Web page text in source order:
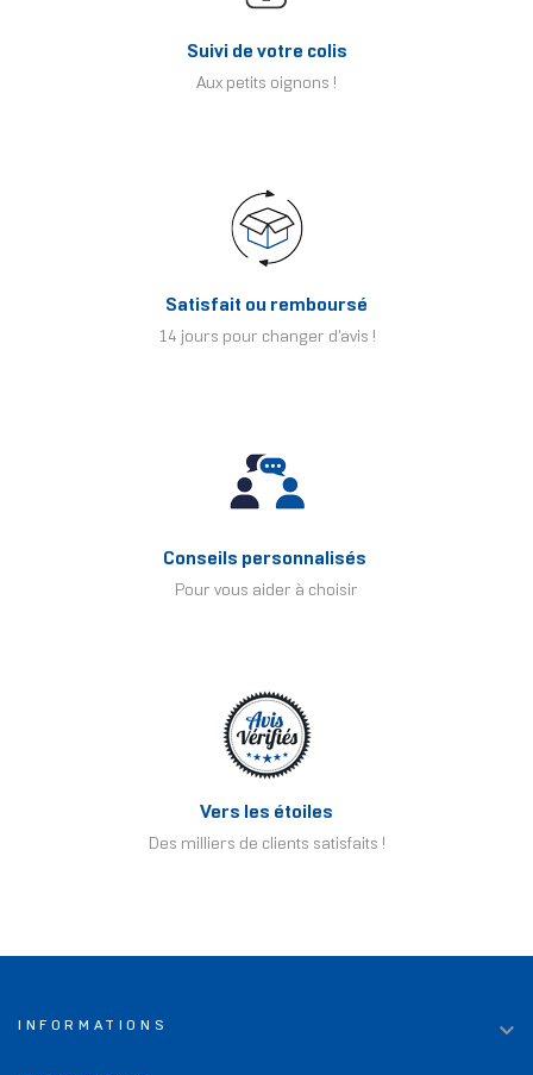
Suivi de votre colis
Aux petits oignons !
Satisfait ou remboursé
14 jours pour changer d'avis !
Conseils personnalisés
Pour vous aider à choisir
Vers les étoiles
Des milliers de clients satisfaits !
INFORMATIONS 